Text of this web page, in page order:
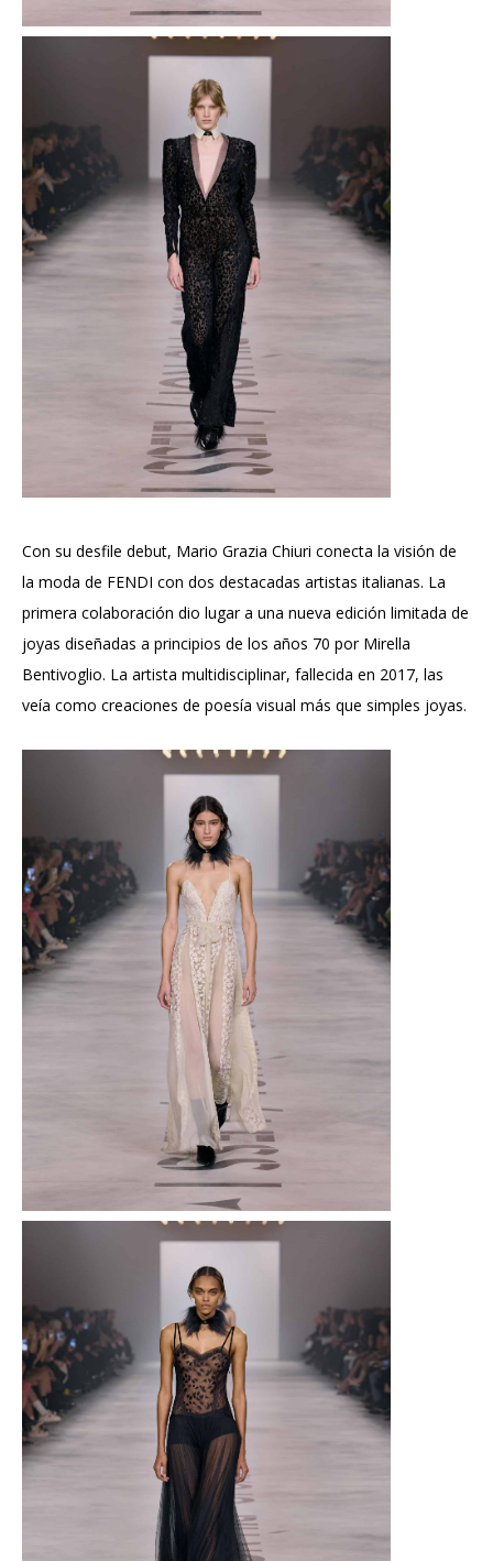
Con su desfile debut, Mario Grazia Chiuri conecta la visión de
la moda de FENDI con dos destacadas artistas italianas. La
primera colaboración dio lugar a una nueva edición limitada de
joyas diseñadas a principios de los años 70 por Mirella
Bentivoglio. La artista multidisciplinar, fallecida en 2017, las
veía como creaciones de poesía visual más que simples joyas.